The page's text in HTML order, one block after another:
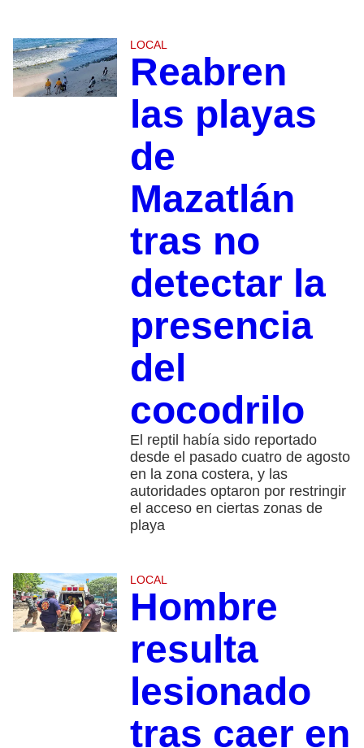
LOCAL
Reabren
las playas
de
Mazatlán
tras no
detectar la
presencia
del
cocodrilo
El reptil había sido reportado
desde el pasado cuatro de agosto
en la zona costera, y las
autoridades optaron por restringir
el acceso en ciertas zonas de
playa
LOCAL
Hombre
resulta
lesionado
tras caer en